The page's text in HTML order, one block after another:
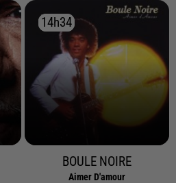
14h34
14h34
BOULE NOIRE
Aimer D'amour